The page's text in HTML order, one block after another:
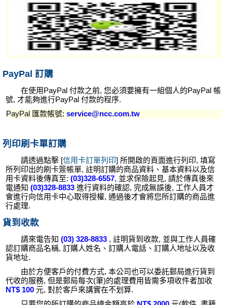
PayPal 訂購
在使用PayPal 付款之前, 您必須要擁有一組個人的PayPal 帳
號, 才能夠進行PayPal 付款的程序.
PayPal 匯款帳號: service@ncc.com.tw
列印刷卡單訂購
請透過點擊 [信用卡訂單列印] 所開啟的頁面進行列印, 填寫
所列印出的刷卡簽帳單, 註明訂購的商品資料、基本資料以及信
用卡資料後傳真至:(03)328-6557, 並求保險起見, 請於傳真後來
電通知(03)328-8833 進行資料的確認, 完成無誤後, 工作人員才
會進行向信用卡中心取得授權, 通過後才會將您所訂購的商品進
行處理.
貨到收款
請來電告知(03) 328-8833 , 註明貨到收款, 並與工作人員確
認訂購商品名稱, 訂購人姓名、訂購人電話、訂購人地址以及收
貨地址.
由於方便客戶的付費方式, 本公司也可以委託郵局進行貨到
代收的服務, 但是郵局每次(筆)的處理費用皆需多項收件者加收
NT$ 100 元, 對於客戶來講實在不划算.